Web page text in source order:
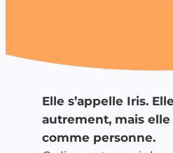
Elle s’appelle Iris.
autrement, mais
comme personne.